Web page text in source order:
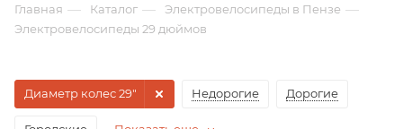
Главная — Каталог — Электровелосипеды в Пензе —
Электровелосипеды 29 дюймов
Недорогие Дорогие
Диаметр колес 29"